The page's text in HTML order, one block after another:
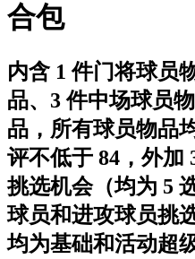
合包
内含 1 件门将球员
品、3 件中场球员
品，所有球员物品
评不低于 84，外加
挑选机会（均为 5
球员和进攻球员挑
均为基础和活动超